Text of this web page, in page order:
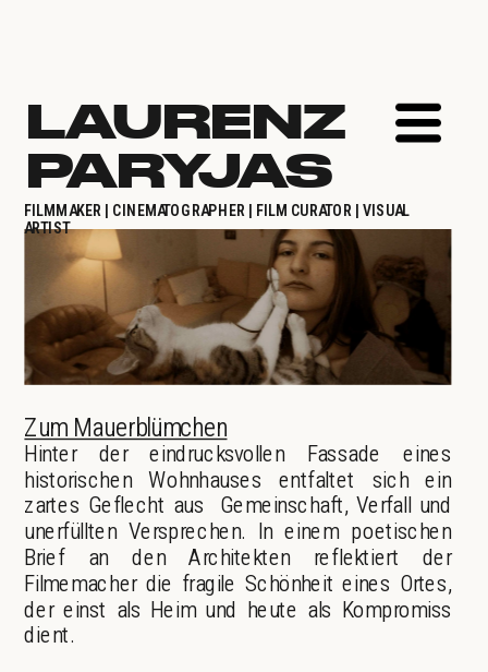
Zum Mauerblümchen
Hinter der eindrucksvollen Fassade eines
historischen Wohnhauses entfaltet sich ein
zartes Geflecht aus  Gemeinschaft, Verfall und
unerfüllten Versprechen. In einem poetischen
Brief an den Architekten reflektiert der
Filmemacher die fragile Schönheit eines Ortes,
der einst als Heim und heute als Kompromiss
dient.
FILMMAKER | CINEMATOGRAPHER | FILM CURATOR | VISUAL
ARTIST
LAURENZ
PARYJAS